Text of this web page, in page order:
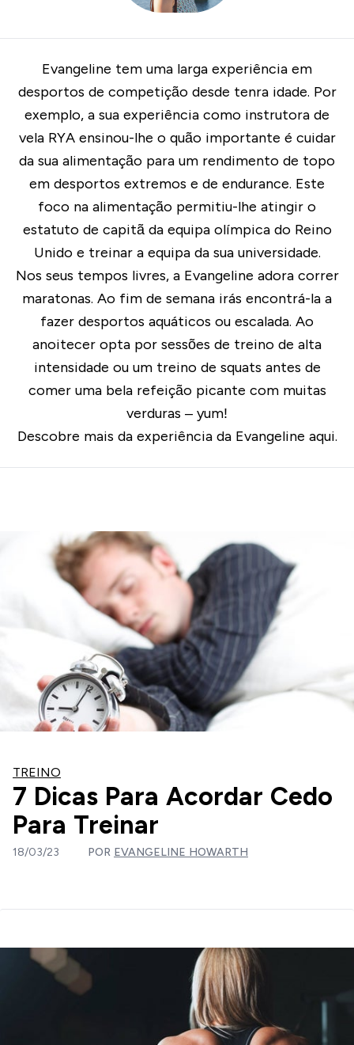
Evangeline tem uma larga experiência em
desportos de competição desde tenra idade. Por
exemplo, a sua experiência como instrutora de
vela RYAensinou-lhe o quão importante é cuidar
da sua alimentação para um rendimento de topo
em desportos extremos e de endurance. Este
foco na alimentação permitiu-lhe atingir o
estatuto de capitã da equipa olímpica do Reino
Unido e treinar a equipa da sua universidade.
Nos seus tempos livres, a Evangeline adora correr
maratonas. Ao fim de semana irás encontrá-la a
fazer desportos aquáticos ou escalada. Ao
anoitecer opta por sessões de treino de alta
intensidade ou um treino de squats antes de
comer uma bela refeição picante com muitas
verduras – yum!
Descobre mais da experiência da Evangeline aqui.
TREINO
7 Dicas Para Acordar Cedo
Para Treinar
18/03/23 POR EVANGELINE HOWARTH